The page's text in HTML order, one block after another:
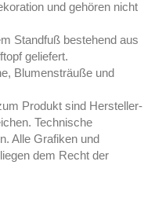
und gehören nicht
Standfuß bestehend aus
geliefert.
Blumensträuße und
Produkt sind Hersteller-
Technische
Alle Grafiken und
dem Recht der